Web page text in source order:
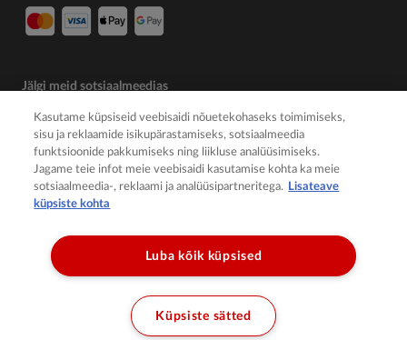
Jälgi meid sotsiaalmeedias
Kasutame küpsiseid veebisaidi nõuetekohaseks toimimiseks,
sisu ja reklaamide isikupärastamiseks, sotsiaalmeedia
funktsioonide pakkumiseks ning liikluse analüüsimiseks.
Jagame teie infot meie veebisaidi kasutamise kohta ka meie
sotsiaalmeedia-, reklaami ja analüüsipartneritega. Lisateave
küpsiste kohta
Luba kõik küpsised
Küpsiste sätted